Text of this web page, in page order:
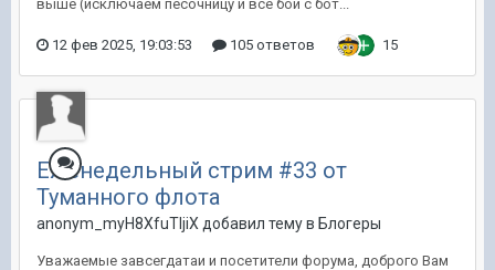
выше (исключаем песочницу и все бои с бот...
12 фев 2025, 19:03:53 105 ответов 15
Еженедельный стрим #33 от
Туманного флота
anonym_myH8XfuTIjiX добавил тему в Блогеры
Уважаемые завсегдатаи и посетители форума, доброго Вам